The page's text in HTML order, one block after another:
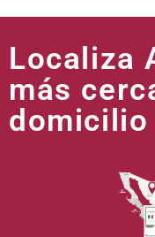
Localiza
más
domicilio